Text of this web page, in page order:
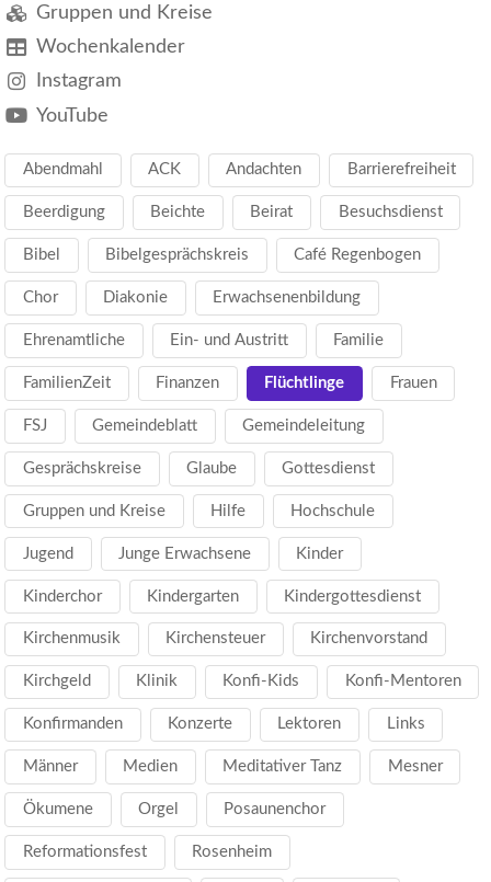
Gruppen und Kreise
Wochenkalender
Instagram
YouTube
Abendmahl ACK Andachten Barrierefreiheit
Beerdigung Beichte Beirat Besuchsdienst
Bibel Bibelgesprächskreis Café Regenbogen
Chor Diakonie Erwachsenenbildung
Ehrenamtliche Ein- und Austritt Familie
FamilienZeit Finanzen Flüchtlinge Frauen
FSJ Gemeindeblatt Gemeindeleitung
Gesprächskreise Glaube Gottesdienst
Gruppen und Kreise Hilfe Hochschule
Jugend Junge Erwachsene Kinder
Kinderchor Kindergarten Kindergottesdienst
Kirchenmusik Kirchensteuer Kirchenvorstand
Kirchgeld Klinik Konfi-Kids Konfi-Mentoren
Konfirmanden Konzerte Lektoren Links
Männer Medien Meditativer Tanz Mesner
Ökumene Orgel Posaunenchor
Reformationsfest Rosenheim